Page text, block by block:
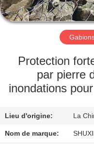
À
PROPOS
NOUS
VISITE
L'USINE
Protection
par pierre
inondations
Lieu d'origine: La
Nom de marque: